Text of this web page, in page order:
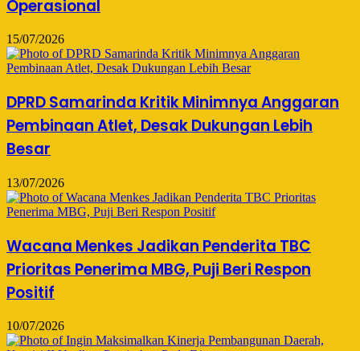
Operasional
15/07/2026
DPRD Samarinda Kritik Minimnya Anggaran
Pembinaan Atlet, Desak Dukungan Lebih
Besar
13/07/2026
Wacana Menkes Jadikan Penderita TBC
Prioritas Penerima MBG, Puji Beri Respon
Positif
10/07/2026